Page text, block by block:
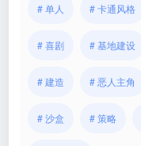
# 单人 # 卡通风格
# 喜剧 # 基地建设
# 建造 # 恶人主角
# 沙盒 # 策略